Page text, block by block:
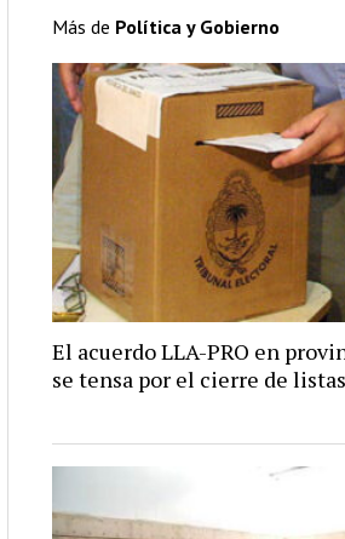
Más de Política y Gobierno
El acuerdo LLA-PRO en
se tensa por el cierre de listas